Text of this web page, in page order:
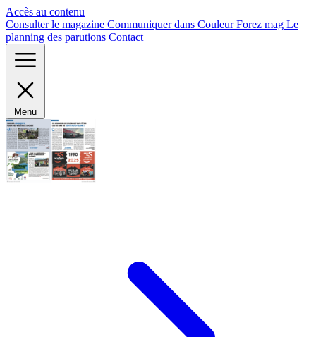
Accès au contenu
Consulter le magazine Communiquer dans Couleur Forez mag Le
planning des parutions Contact
Menu
Panneau de gestion des cookies